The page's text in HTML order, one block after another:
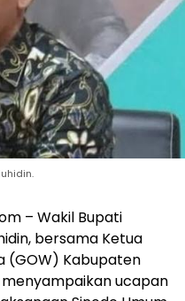
– Wakil Bupati
bersama Ketua
(GOW) Kabupaten
menyampaikan ucapan